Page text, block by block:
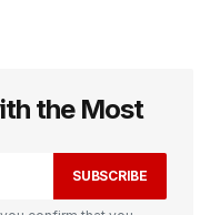
pas publiée. Les
avec
the Most
SUBSCRIBE